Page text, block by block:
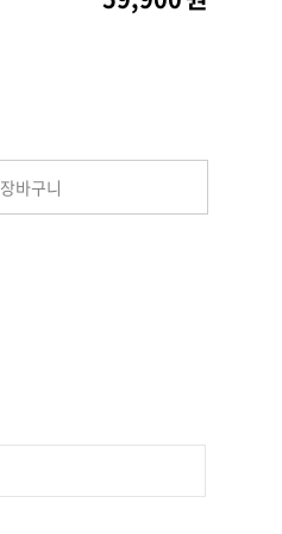
장바구니